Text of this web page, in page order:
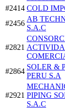
#2414 COLD
#2456
AB
S.A.C
#2821
#2864
SOLER &
PERU S.A
#2921 PIPING
S.A.C